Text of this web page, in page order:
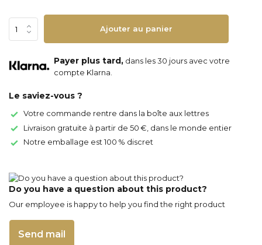
Ajouter au panier
Payer plus tard, dans les 30 jours avec votre
compte Klarna.
Le saviez-vous ?
Votre commande rentre dans la boîte aux lettres
Livraison gratuite à partir de 50 €, dans le monde entier
Notre emballage est 100 % discret
Do you have a question about this product?
Our employee is happy to help you find the right product
Send mail